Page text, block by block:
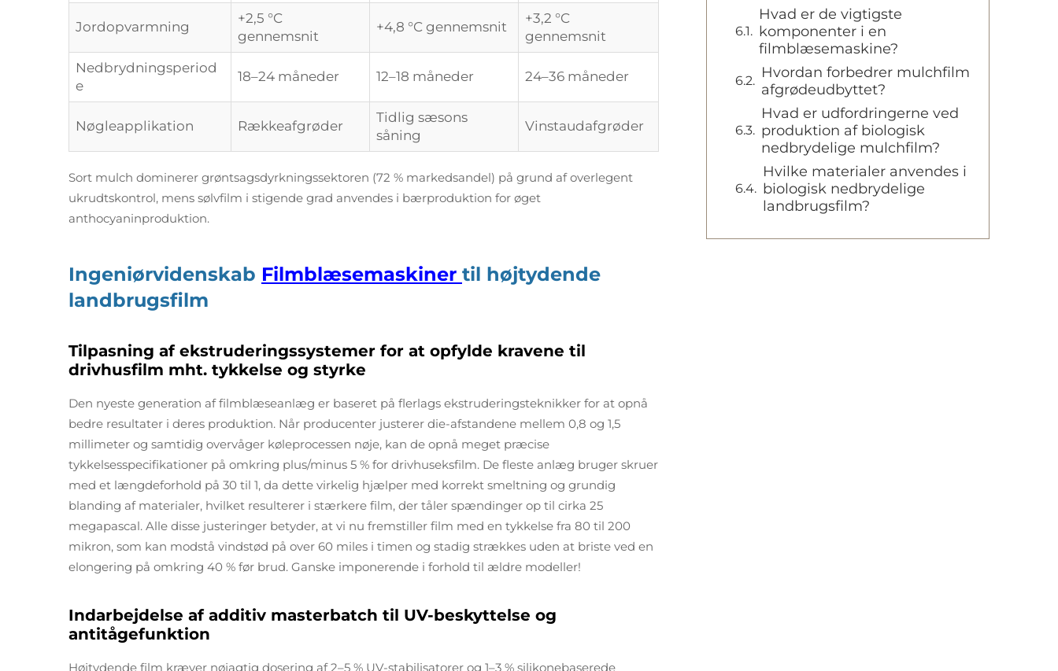
Jordopvarmning
+2,5 °C
gennemsnit
+4,8 °C gennemsnit
+3,2 °C
gennemsnit
Nedbrydningsperiod
e
18–24 måneder 12–18 måneder 24–36 måneder
Nøgleapplikation Rækkeafgrøder
Tidlig sæsons
såning
Vinstaudafgrøder
Sort mulch dominerer grøntsagsdyrkningssektoren (72 % markedsandel) på grund af overlegent
ukrudtskontrol, mens sølvfilm i stigende grad anvendes i bærproduktion for øget
anthocyaninproduktion.
Ingeniørvidenskab Filmblæsemaskiner til højtydende
landbrugsfilm
Tilpasning af ekstruderingssystemer for at opfylde kravene til
drivhusfilm mht. tykkelse og styrke
Den nyeste generation af filmblæseanlæg er baseret på flerlags ekstruderingsteknikker for at opnå
bedre resultater i deres produktion. Når producenter justerer die-afstandene mellem 0,8 og 1,5
millimeter og samtidig overvåger køleprocessen nøje, kan de opnå meget præcise
tykkelsesspecifikationer på omkring plus/minus 5 % for drivhuseksfilm. De fleste anlæg bruger skruer
med et længdeforhold på 30 til 1, da dette virkelig hjælper med korrekt smeltning og grundig
blanding af materialer, hvilket resulterer i stærkere film, der tåler spændinger op til cirka 25
megapascal. Alle disse justeringer betyder, at vi nu fremstiller film med en tykkelse fra 80 til 200
mikron, som kan modstå vindstød på over 60 miles i timen og stadig strækkes uden at briste ved en
elongering på omkring 40 % før brud. Ganske imponerende i forhold til ældre modeller!
Indarbejdelse af additiv masterbatch til UV-beskyttelse og
antitågefunktion
Højtydende film kræver nøjagtig dosering af 2–5 % UV-stabilisatorer og 1–3 % silikonebaserede
Hvad er de vigtigste
komponenter i en
filmblæsemaskine?
Hvordan forbedrer mulchfilm
afgrødeudbyttet?
Hvad er udfordringerne ved
produktion af biologisk
nedbrydelige mulchfilm?
Hvilke materialer anvendes i
biologisk nedbrydelige
landbrugsfilm?